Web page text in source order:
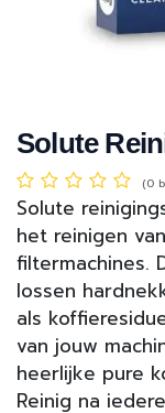
Solute
(0
Solute
het reinigen
filtermachines.
lossen
als
van jouw
heerlijke pure
Reinig na